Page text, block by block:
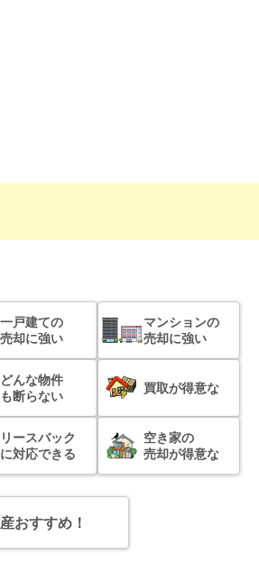
一戸建ての
売却に強い
マンションの
売却に強い
どんな物件
も断らない
買取が得意な
リースバック
に対応できる
空き家の
売却が得意な
おすすめ！